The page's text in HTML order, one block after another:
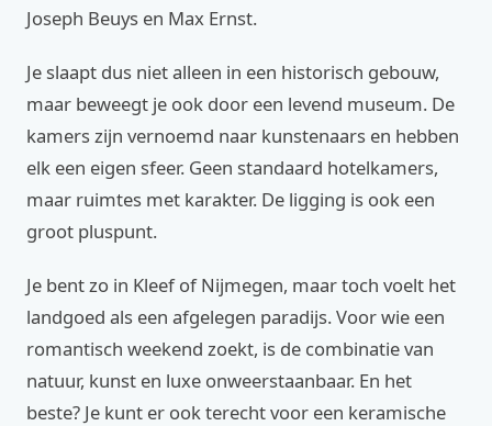
Joseph Beuys en Max Ernst.
Je slaapt dus niet alleen in een historisch gebouw,
maar beweegt je ook door een levend museum. De
kamers zijn vernoemd naar kunstenaars en hebben
elk een eigen sfeer. Geen standaard hotelkamers,
maar ruimtes met karakter. De ligging is ook een
groot pluspunt.
Je bent zo in Kleef of Nijmegen, maar toch voelt het
landgoed als een afgelegen paradijs. Voor wie een
romantisch weekend zoekt, is de combinatie van
natuur, kunst en luxe onweerstaanbaar. En het
beste? Je kunt er ook terecht voor een keramische